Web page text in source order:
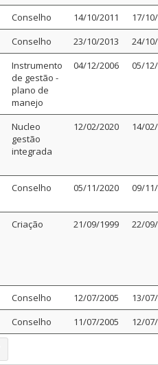
Conselho 14/10/2011 17/
Conselho 23/10/2013 24/
Instrumento
de gestão -
plano de
manejo
04/12/2006 05/
Nucleo
gestão
integrada
12/02/2020 14/
Conselho 05/11/2020 09/
Criação 21/09/1999 22/
Conselho 12/07/2005 13/
Conselho 11/07/2005 12/